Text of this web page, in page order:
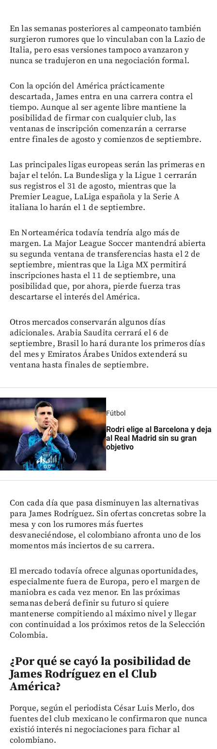
En las semanas posteriores al campeonato también
surgieron rumores que lo vinculaban con la Lazio de
Italia, pero esas versiones tampoco avanzaron y
nunca se tradujeron en una negociación formal.
Con la opción del América prácticamente
descartada, James entra en una carrera contra el
tiempo. Aunque al ser agente libre mantiene la
posibilidad de firmar con cualquier club, las
ventanas de inscripción comenzarán a cerrarse
entre finales de agosto y comienzos de septiembre.
Las principales ligas europeas serán las primeras en
bajar el telón. La Bundesliga y la Ligue 1 cerrarán
sus registros el 31 de agosto, mientras que la
Premier League, LaLiga española y la Serie A
italiana lo harán el 1 de septiembre.
En Norteamérica todavía tendría algo más de
margen. La Major League Soccer mantendrá abierta
su segunda ventana de transferencias hasta el 2 de
septiembre, mientras que la Liga MX permitirá
inscripciones hasta el 11 de septiembre, una
posibilidad que, por ahora, pierde fuerza tras
descartarse el interés del América.
Otros mercados conservarán algunos días
adicionales. Arabia Saudita cerrará el 6 de
septiembre, Brasil lo hará durante los primeros días
del mes y Emiratos Árabes Unidos extenderá su
ventana hasta finales de septiembre.
Fútbol
Rodri elige al Barcelona y deja
al Real Madrid sin su gran
objetivo
Con cada día que pasa disminuyen las alternativas
para James Rodríguez. Sin ofertas concretas sobre la
mesa y con los rumores más fuertes
desvaneciéndose, el colombiano afronta uno de los
momentos más inciertos de su carrera.
El mercado todavía ofrece algunas oportunidades,
especialmente fuera de Europa, pero el margen de
maniobra es cada vez menor. En las próximas
semanas deberá definir su futuro si quiere
mantenerse compitiendo al máximo nivel y llegar
con continuidad a los próximos retos de la Selección
Colombia.
¿Por qué se cayó la posibilidad de
James Rodríguez en el Club
América?
Porque, según el periodista César Luis Merlo, dos
fuentes del club mexicano le confirmaron que nunca
existió interés ni negociaciones para fichar al
colombiano.